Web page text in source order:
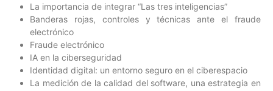
La importancia de integrar “Las tres inteligencias”
Banderas rojas, controles y técnicas ante el fraude
electrónico
Fraude electrónico
IA en la ciberseguridad
Identidad digital: un entorno seguro en el ciberespacio
La medición de la calidad del software, una estrategia en